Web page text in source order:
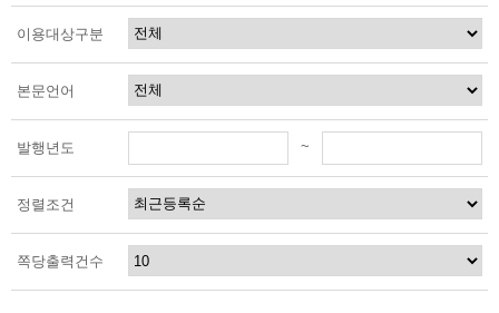
이용대상구분
본문언어
발행년도 ~
정렬조건
쪽당출력건수